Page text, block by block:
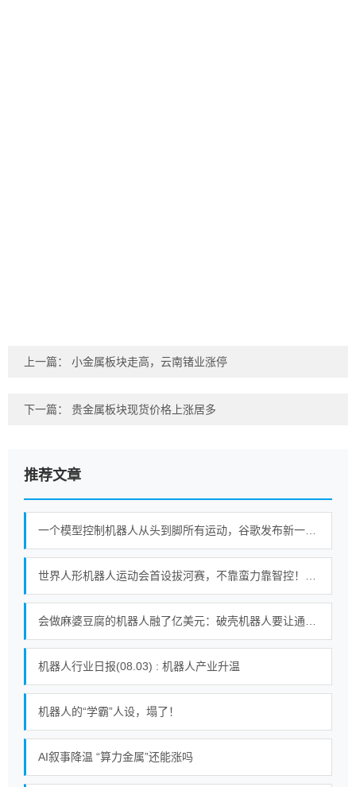
上一篇： 小金属板块走高，云南锗业涨停
下一篇： 贵金属板块现货价格上涨居多
推荐文章
机器人行业日报(08.03) : 机器人产业升温
机器人的“学霸”人设，塌了！
AI叙事降温 “算力金属”还能涨吗